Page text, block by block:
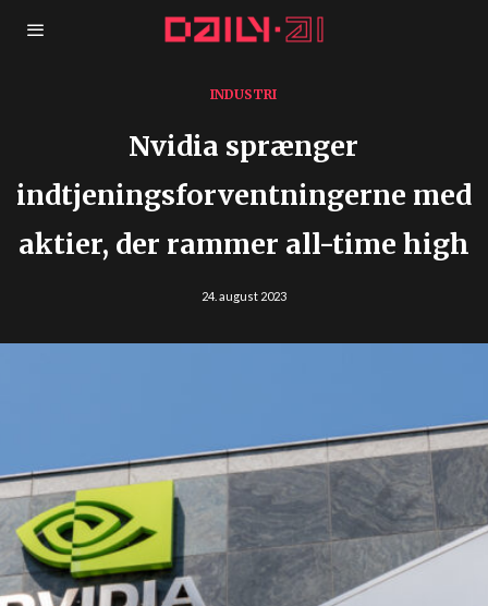
INDUSTRI
Nvidia sprænger
indtjeningsforventningerne med
aktier, der rammer all-time high
24. august 2023